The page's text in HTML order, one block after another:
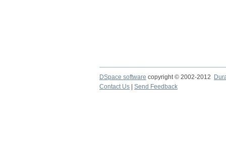
DSpace software copyright © 2002-2012
Contact Us
Send Feedback